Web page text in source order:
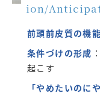
ion/
前頭前皮質の機
条件づけの形成
起こす
「やめたいのに